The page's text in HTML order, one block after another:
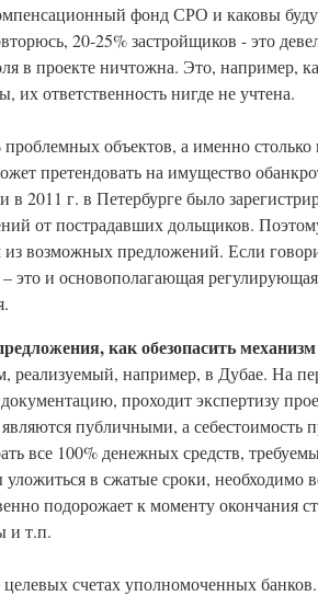
фонд СРО и каковы
20-25% застройщиков - это
в проекте ничтожна. Это, например,
их ответственность нигде не учтена.
объектов, а именно
претендовать на имущество
в 2011 г. в Петербурге было
от пострадавших дольщиков.
возможных предложений. Если
это и основополагающая
как обезопасить механизм
реализуемый, например, в Дубае. На
проходит экспертизу
публичными, а себестоимость
все 100% денежных средств,
в сжатые сроки,
подорожает к моменту окончания
и т.п.
счетах уполномоченных